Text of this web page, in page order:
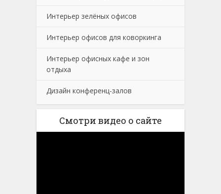
Интерьер зелёных офисов
Интерьер офисов для коворкинга
Интерьер офисных кафе и зон
отдыха
Дизайн конференц-залов
Смотри видео о сайте